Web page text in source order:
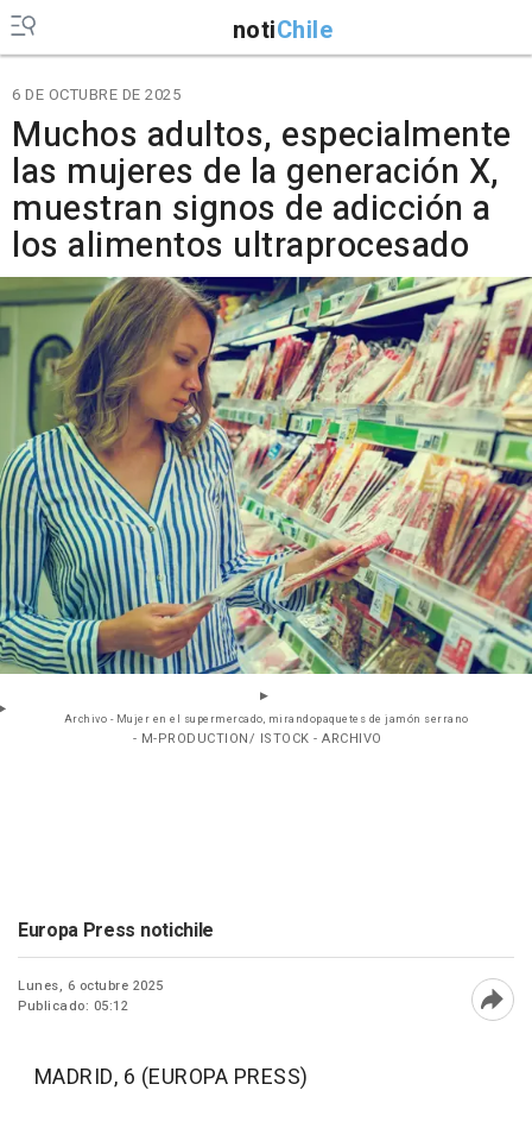
notiChile
6 DE OCTUBRE DE 2025
Muchos adultos, especialmente
las mujeres de la generación X,
muestran signos de adicción a
los alimentos ultraprocesado
Archivo - Mujer en el supermercado, mirandopaquetes de jamón serrano
- M-PRODUCTION/ ISTOCK - ARCHIVO
Europa Press notichile
Lunes, 6 octubre 2025
Publicado: 05:12
MADRID, 6 (EUROPA PRESS)